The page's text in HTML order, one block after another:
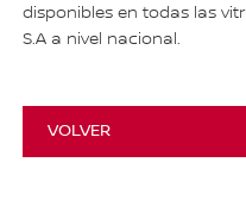
disponibles en todas las
S.A a nivel nacional.
VOLVER